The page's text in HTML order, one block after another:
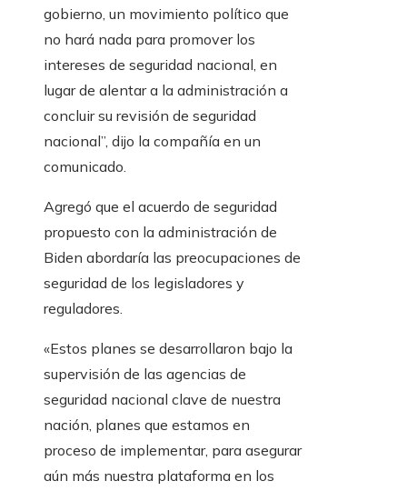
gobierno, un movimiento político que
no hará nada para promover los
intereses de seguridad nacional, en
lugar de alentar a la administración a
concluir su revisión de seguridad
nacional”, dijo la compañía en un
comunicado.
Agregó que el acuerdo de seguridad
propuesto con la administración de
Biden abordaría las preocupaciones de
seguridad de los legisladores y
reguladores.
«Estos planes se desarrollaron bajo la
supervisión de las agencias de
seguridad nacional clave de nuestra
nación, planes que estamos en
proceso de implementar, para asegurar
aún más nuestra plataforma en los